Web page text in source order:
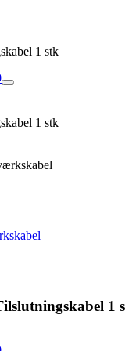
1 stk
1 stk
1